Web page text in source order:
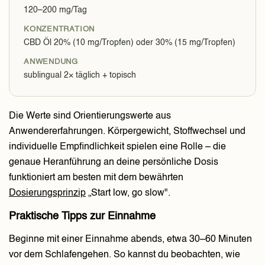
120–200 mg/Tag
CBD Öl 20% (10 mg/Tropfen) oder 30% (15 mg/Tropfen)
sublingual 2× täglich + topisch
Die Werte sind Orientierungswerte aus
Anwendererfahrungen. Körpergewicht, Stoffwechsel und
individuelle Empfindlichkeit spielen eine Rolle – die
genaue Heranführung an deine persönliche Dosis
funktioniert am besten mit dem bewährten
Dosierungsprinzip „Start low, go slow".
Praktische Tipps zur Einnahme
Beginne mit einer Einnahme abends, etwa 30–60 Minuten
vor dem Schlafengehen. So kannst du beobachten, wie